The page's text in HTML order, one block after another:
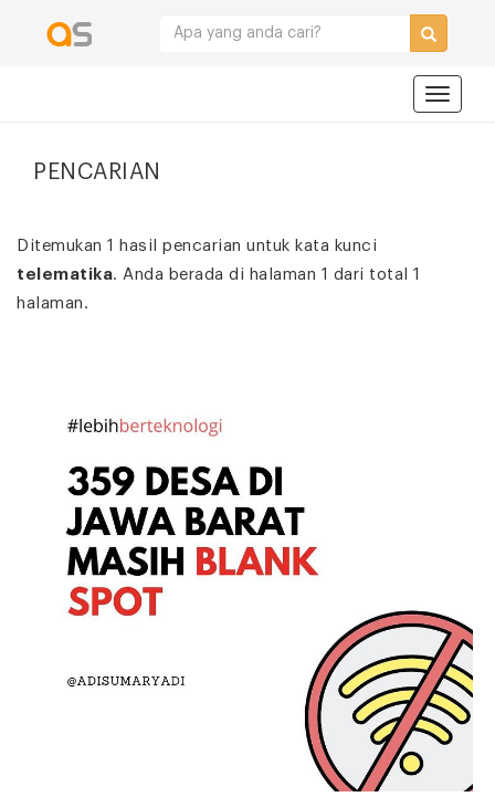
PENCARIAN
Ditemukan 1 hasil pencarian untuk kata kunci
telematika. Anda berada di halaman 1 dari total 1
halaman.